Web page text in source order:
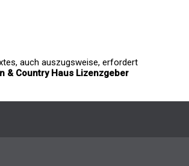
auch auszugsweise, erfordert
& Country Haus Lizenzgeber